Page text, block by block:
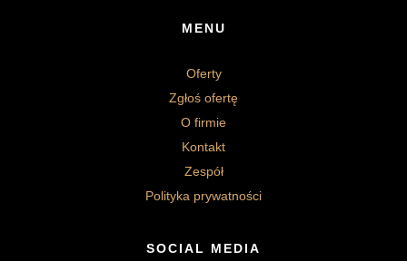
MENU
Oferty
Zgłoś ofertę
O firmie
Kontakt
Zespół
Polityka prywatności
SOCIAL MEDIA